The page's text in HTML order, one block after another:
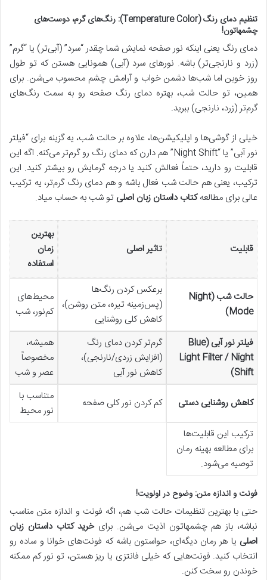
تنظیم دمای رنگ (Temperature Color): رنگ‌های گرم، دوست‌های
چشمهاتون!
دمای رنگ یعنی اینکه نور صفحه نمایش شما چقدر “سرد” (آبی‌تر) یا “گرم”
(زرد و نارنجی‌تر) باشه. نورهای سرد (آبی) همونایی هستن که تو طول
روز خوبن اما شب‌ها دشمن خواب و آرامش چشم محسوب می‌شن. برای
همین، تو حالت شب، بهتره دمای رنگ صفحه رو به سمت رنگ‌های
گرم‌تر (زرد، نارنجی) ببرید.
خیلی از گوشی‌ها و اپلیکیشن‌ها، علاوه بر حالت شب، یه گزینه برای “فیلتر
نور آبی” یا “Night Shift” هم دارن که دمای رنگ رو گرم‌تر می‌کنه. اگه این
قابلیت رو دارید، حتماً فعالش کنید یا درجه گرمایش رو بیشتر کنید. این
ترکیب، یعنی هم حالت شب فعال باشه و هم دمای رنگ گرم‌تر، یه ترکیب
عالی برای مطالعهکتاب داستان زبان اصلی تو شب به حساب میاد.
قابلیت تاثیر اصلی
بهترین
زمان
استفاده
حالت شب (Night
Mode)
برعکس کردن رنگ‌ها
(پس‌زمینه تیره، متن روشن)،
کاهش کلی روشنایی
محیط‌های
کم‌نور، شب
فیلتر نور آبی (Blue
Light Filter / Night
Shift)
گرم‌تر کردن دمای رنگ
(افزایش زردی/نارنجی)،
کاهش نور آبی
همیشه،
مخصوصاً
عصر و شب
کاهش روشنایی دستی کم کردن نور کلی صفحه
متناسب با
نور محیط
ترکیب این قابلیت‌ها
برای مطالعه بهینه رمان
توصیه می‌شود.
فونت و اندازه متن: وضوح در اولویت!
حتی با بهترین تنظیمات حالت شب هم، اگه فونت و اندازه متن مناسب
نباشه، باز هم چشمهاتون اذیت می‌شن. برایخرید کتاب داستان زبان
اصلی یا هر رمان دیگه‌ای، حواستون باشه که فونت‌های خوانا و ساده رو
انتخاب کنید. فونت‌هایی که خیلی فانتزی یا ریز هستن، تو نور کم ممکنه
خوندن رو سخت کنن.